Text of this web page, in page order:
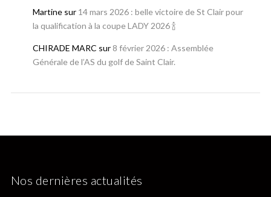
Martinesur 14 mars 2026 : belle victoire de St Clair pour
la qualification à la coupe LADY 2026 🍾
CHIRADE MARC sur 8 février 2026 : Assemblée
Générale de l’AS du golf de Saint Clair.
Nos dernières actualités